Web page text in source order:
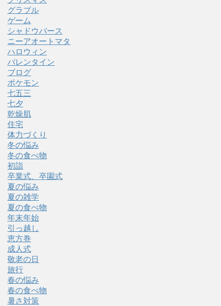
グラブル
ゲーム
シャドウバース
ニーアオートマタ
ハロウィン
バレンタイン
ブログ
ポケモン
七五三
七夕
乾燥肌
住宅
体力づくり
冬の悩み
冬の食べ物
初詣
卒業式、卒園式
夏の悩み
夏の雑学
夏の食べ物
年末年始
引っ越し
恵方巻
成人式
敬老の日
旅行
春の悩み
春の食べ物
暑さ対策